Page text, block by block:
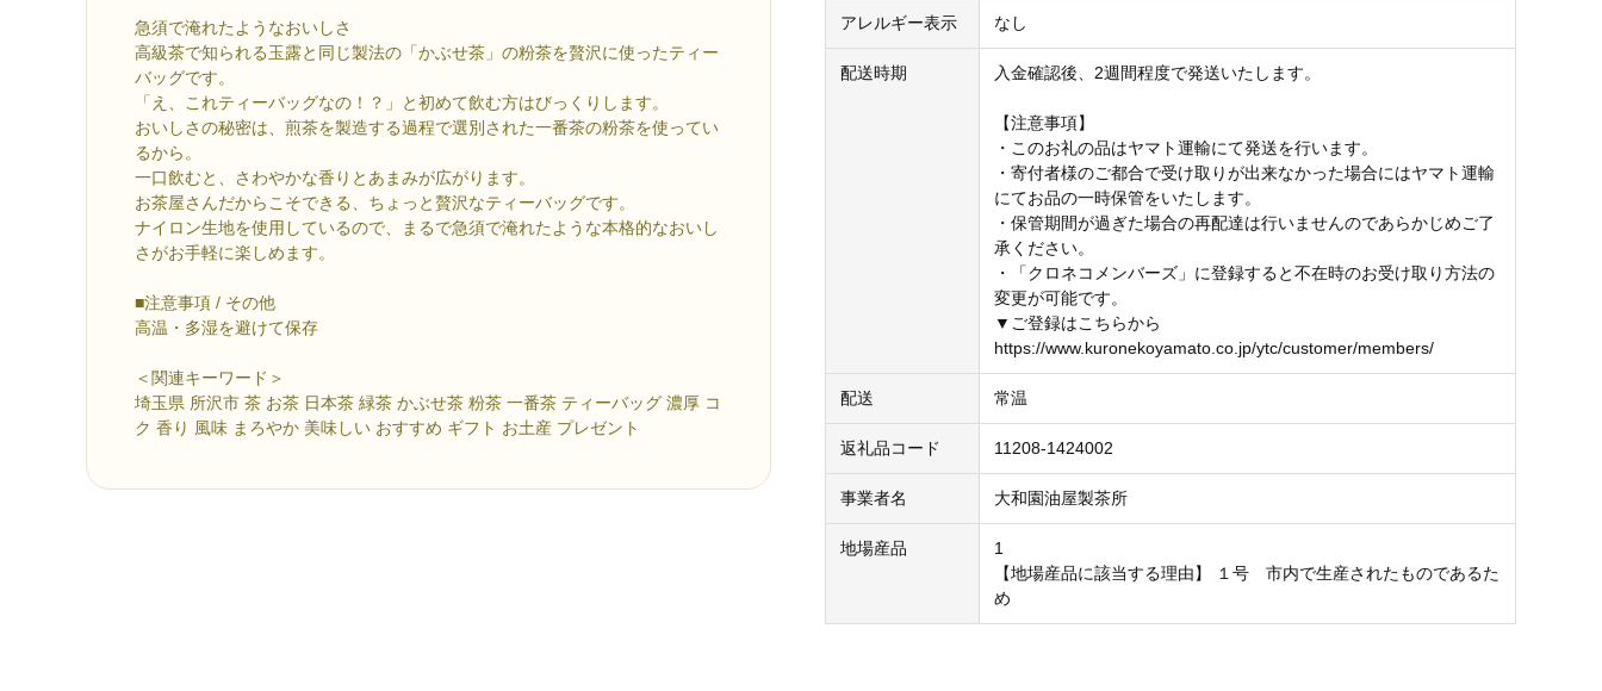
急須で淹れたようなおいしさ
高級茶で知られる玉露と同じ製法の「かぶせ茶」の粉茶を贅沢に使ったティー
バッグです。
「え、これティーバッグなの！？」と初めて飲む方はびっくりします。
おいしさの秘密は、煎茶を製造する過程で選別された一番茶の粉茶を使ってい
るから。
一口飲むと、さわやかな香りとあまみが広がります。
お茶屋さんだからこそできる、ちょっと贅沢なティーバッグです。
ナイロン生地を使用しているので、まるで急須で淹れたような本格的なおいし
さがお手軽に楽しめます。
■注意事項 / その他
高温・多湿を避けて保存
＜関連キーワード＞
埼玉県 所沢市 茶 お茶 日本茶 緑茶 かぶせ茶 粉茶 一番茶 ティーバッグ 濃厚 コ
ク 香り 風味 まろやか 美味しい おすすめ ギフト お土産 プレゼント
アレルギー表示 なし
配送時期 入金確認後、2週間程度で発送いたします。
【注意事項】
・このお礼の品はヤマト運輸にて発送を行います。
・寄付者様のご都合で受け取りが出来なかった場合にはヤマト運輸
にてお品の一時保管をいたします。
・保管期間が過ぎた場合の再配達は行いませんのであらかじめご了
承ください。
・「クロネコメンバーズ」に登録すると不在時のお受け取り方法の
変更が可能です。
▼ご登録はこちらから
https://www.kuronekoyamato.co.jp/ytc/customer/members/
配送 常温
返礼品コード 11208-1424002
事業者名 大和園油屋製茶所
地場産品
1
【地場産品に該当する理由】 １号 市内で生産されたものであるた
め